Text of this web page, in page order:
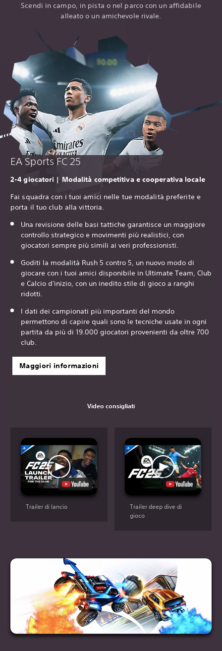
Scendi in campo, in pista o nel parco con un affidabile
alleato o un amichevole rivale.
EA Sports FC 25
‎2-4 giocatori | Modalità competitiva e cooperativa locale
Fai squadra con i tuoi amici nelle tue modalità preferite e
porta il tuo club alla vittoria.
Una revisione delle basi tattiche garantisce un maggiore
controllo strategico e movimenti più realistici, con
giocatori sempre più simili ai veri professionisti.
Goditi la modalità Rush 5 contro 5, un nuovo modo di
giocare con i tuoi amici disponibile in Ultimate Team, Club
e Calcio d'inizio, con un inedito stile di gioco a ranghi
ridotti.
I dati dei campionati più importanti del mondo
permettono di capire quali sono le tecniche usate in ogni
partita da più di 19.000 giocatori provenienti da oltre 700
club.
Maggiori informazioni
Video consigliati
Trailer di lancio
Trailer deep dive di
gioco